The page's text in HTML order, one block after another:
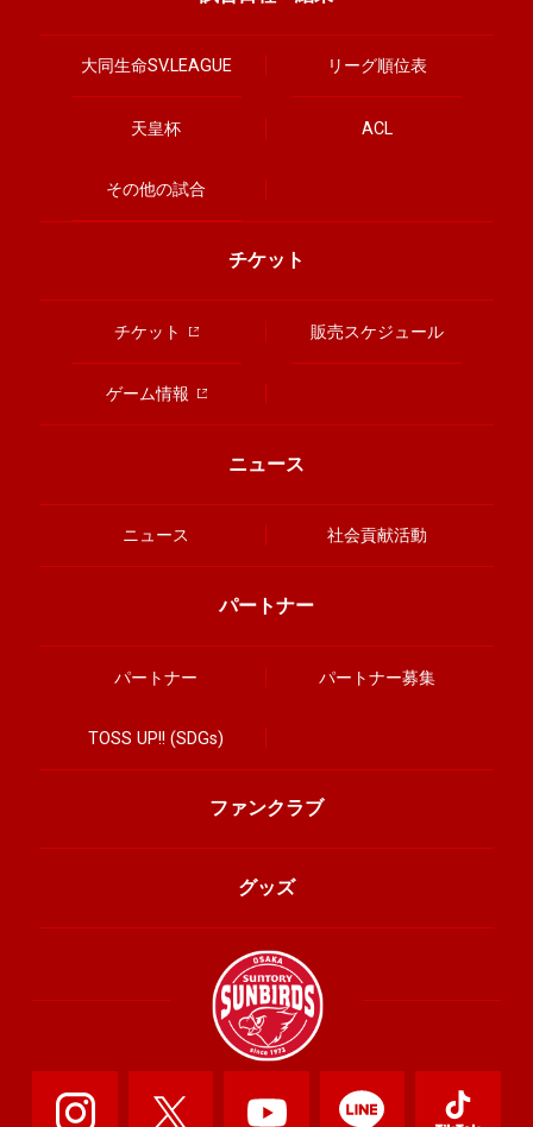
大同生命SV.LEAGUE リーグ順位表
天皇杯 ACL
その他の試合
チケット
チケット 販売スケジュール
ゲーム情報
ニュース
ニュース 社会貢献活動
パートナー
パートナー パートナー募集
TOSS UP!! (SDGs)
ファンクラブ
グッズ